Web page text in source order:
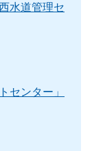
水道管理セ
センター」